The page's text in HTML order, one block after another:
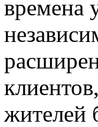
времена
жителей